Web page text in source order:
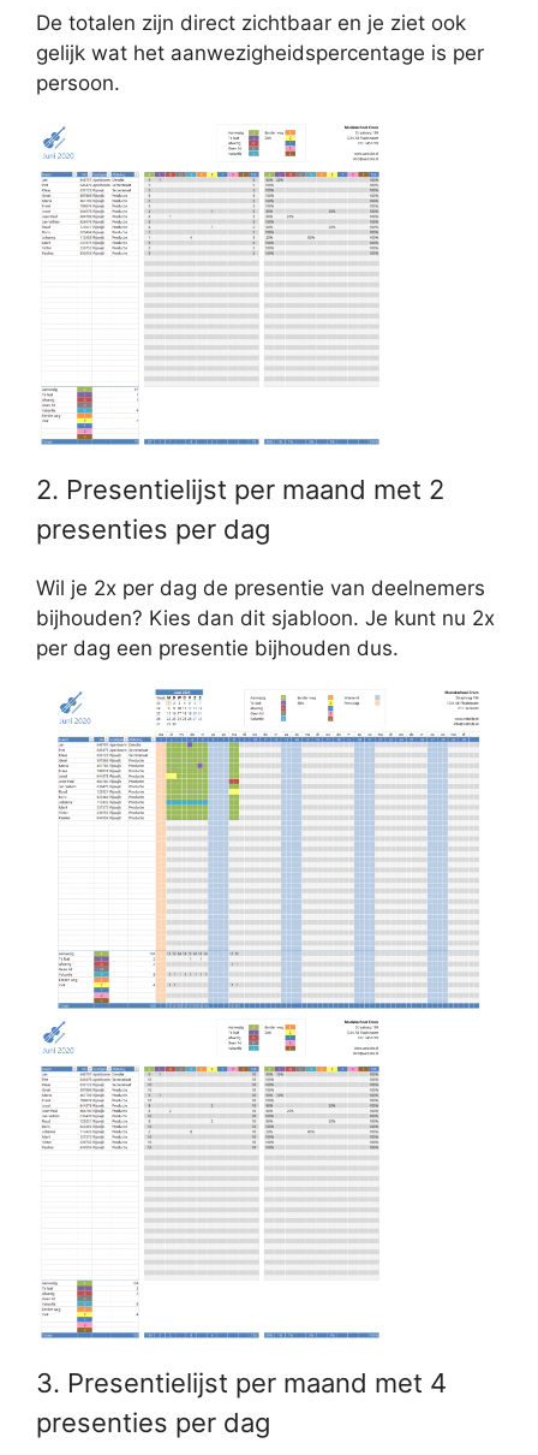
De totalen zijn direct zichtbaar en je ziet ook
gelijk wat het aanwezigheidspercentage is per
persoon.
2. Presentielijst per maand met 2
presenties per dag
Wil je 2x per dag de presentie van deelnemers
bijhouden? Kies dan dit sjabloon. Je kunt nu 2x
per dag een presentie bijhouden dus.
3. Presentielijst per maand met 4
presenties per dag